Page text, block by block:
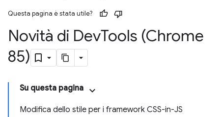
Questa pagina è stata utile?
Novità di DevTools (Chrome
85)
Su questa pagina
Modifica dello stile per i framework CSS-in-JS